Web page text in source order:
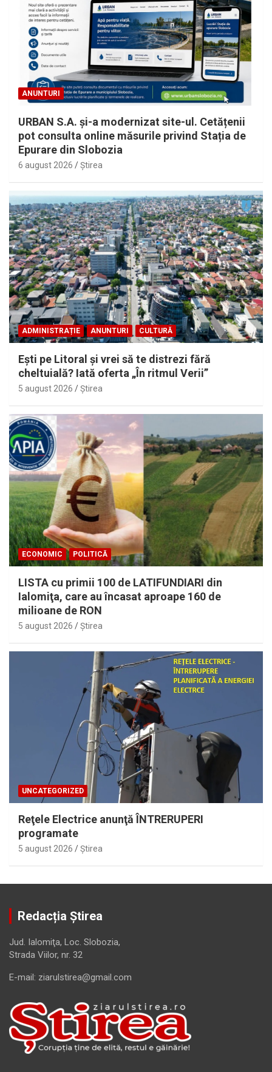
ANUNTURI
URBAN S.A. și-a modernizat site-ul. Cetățenii
pot consulta online măsurile privind Stația de
Epurare din Slobozia
6 august 2026 Ştirea
ADMINISTRAȚIE ANUNTURI CULTURĂ
Eşti pe Litoral şi vrei să te distrezi fără
cheltuială? Iată oferta „În ritmul Verii”
5 august 2026 Ştirea
ECONOMIC POLITICĂ
LISTA cu primii 100 de LATIFUNDIARI din
Ialomiţa, care au încasat aproape 160 de
milioane de RON
5 august 2026 Ştirea
UNCATEGORIZED
Reţele Electrice anunţă ÎNTRERUPERI
programate
5 august 2026 Ştirea
Redacția Știrea
Jud. Ialomiţa, Loc. Slobozia,
Strada Viilor, nr. 32
E-mail: ziarulstirea@gmail.com